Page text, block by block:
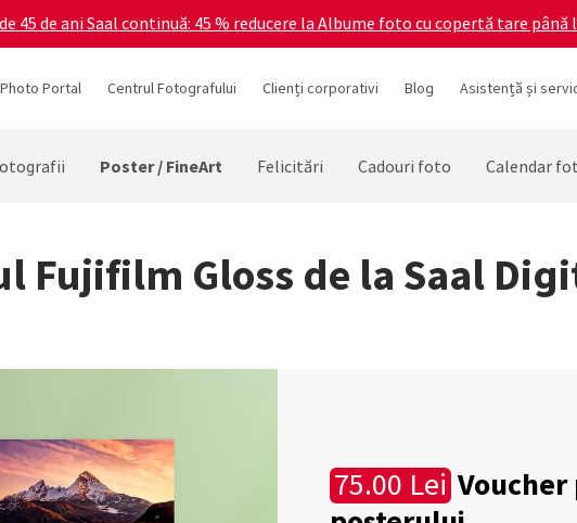
45 de ani Saal continuă: 45 % reducere la Albume foto cu copertă tare până
Portal Centrul Fotografului Clienți corporativi Blog Asistență și
Poster / FineArt Felicitări Cadouri foto Calendar
Fujifilm Gloss de la Saal
75.00 Lei